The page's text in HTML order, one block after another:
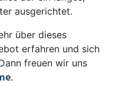
ausgerichtet.
über dieses
erfahren und sich
freuen wir uns
.